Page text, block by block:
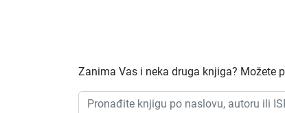
Zanima Vas i neka druga knjiga? Možete